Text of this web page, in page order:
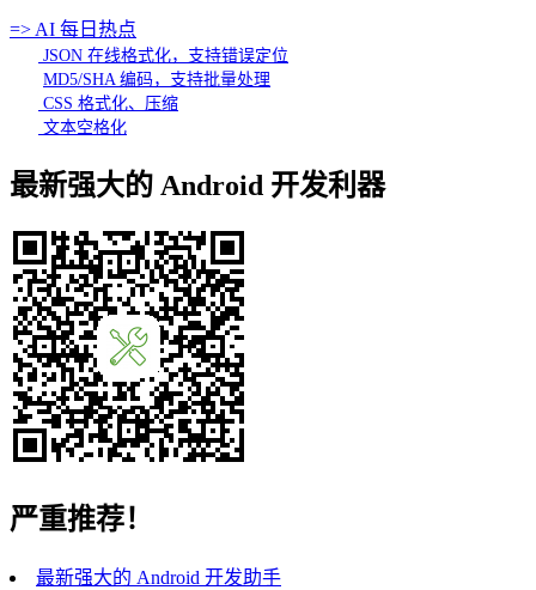
=> AI 每日热点
JSON 在线格式化，支持错误定位
MD5/SHA 编码，支持批量处理
CSS 格式化、压缩
文本空格化
最新强大的 Android 开发利器
严重推荐！
最新强大的 Android 开发助手